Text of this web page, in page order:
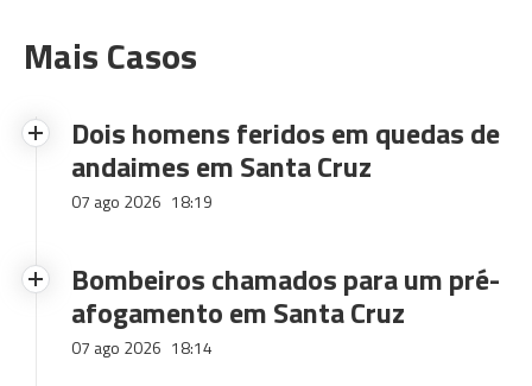
Mais Casos
Dois homens feridos em quedas de
andaimes em Santa Cruz
07 ago 2026 18:19
Bombeiros chamados para um pré-
afogamento em Santa Cruz
07 ago 2026 18:14